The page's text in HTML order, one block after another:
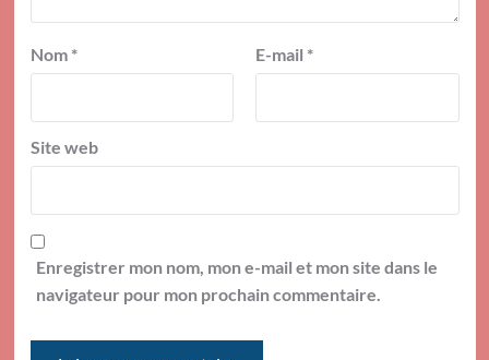
Nom * E-mail *
Site web
Enregistrer mon nom, mon e-mail et mon site dans le
navigateur pour mon prochain commentaire.